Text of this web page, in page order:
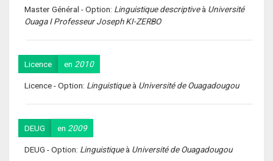
Master Général - Option: Linguistique descriptiveà Université
Ouaga I Professeur Joseph KI-ZERBO
Licence en 2010
Licence - Option: Linguistiqueà Université de Ouagadougou
DEUG en 2009
DEUG - Option: Linguistiqueà Université de Ouagadougou